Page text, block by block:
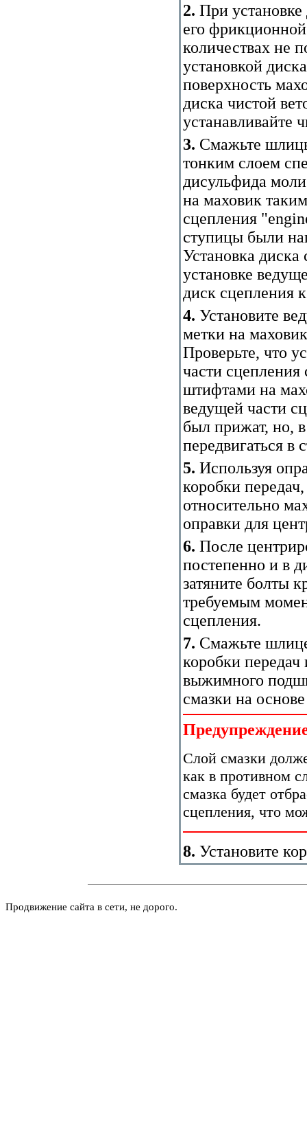
2. При
его
количествах не
установкой
поверхность
диска чистой
устанавливайте
3. Смажьте
тонким слоем
дисульфида
на маховик
сцепления
ступицы были
Установка
установке
диск сцепления
4. Установите
метки на
Проверьте, что
части
штифтами на
ведущей части
был прижат, но,
передвигаться в
5. Используя
коробки
относительно
оправки для
6. После
постепенно и в
затяните болты
требуемым
сцепления.
7. Смажьте
коробки
выжимного
смазки на
Слой смазки
как в противном
смазка будет
сцепления, что
8. Установите
Продвижение сайта в сети, не дорого.